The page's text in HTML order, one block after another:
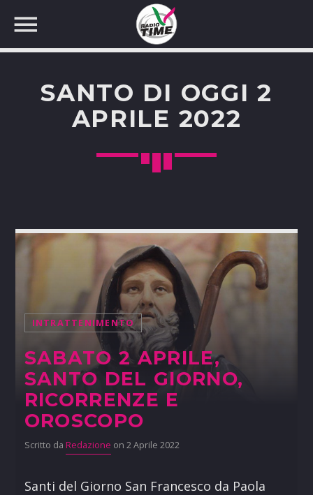
CERCA NEL SITO WEB:
SANTO DI OGGI 2
APRILE 2022
INTRATTENIMENTO
SABATO 2 APRILE,
SANTO DEL GIORNO,
RICORRENZE E
OROSCOPO
Scritto da Redazione on 2 Aprile 2022
Santi del Giorno San Francesco da Paola